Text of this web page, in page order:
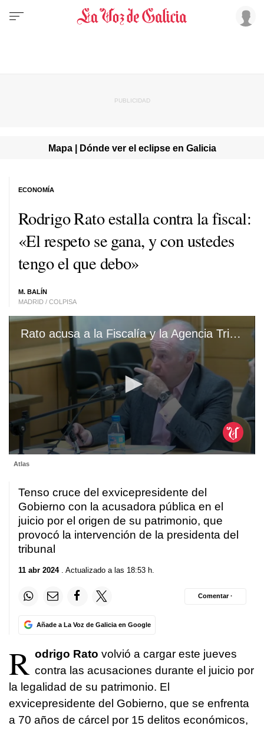
Mapa | Dónde ver el eclipse en Galicia
Rodrigo Rato estalla contra la fiscal:
«El respeto se gana, y con ustedes
tengo el que debo»
M. BALÍN
MADRID / COLPISA
ECONOMÍA
Rato acusa a la Fiscalía y la Agencia Tributaria de desarrollar «una teoría de búsqueda del tesoro» contra él
seconds
minute,
seconds
Atlas
Tenso cruce del exvicepresidente del
Gobierno con la acusadora pública en el
juicio por el origen de su patrimonio, que
provocó la intervención de la presidenta del
tribunal
11 abr 2024. Actualizado a las 18:53 h.
Añade a La Voz de Galicia en Google
Comentar ·
R odrigo Rato volvió a cargar este jueves
contra las acusaciones durante el juicio por
la legalidad de su patrimonio. El
exvicepresidente del Gobierno, que se enfrenta
a 70 años de cárcel por 15 delitos económicos,